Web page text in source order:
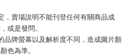
，賣場說明不能刊登任何有關商品成
或是發問。
品牌螢幕以及解析度不同，造成圖片顏
色為準。